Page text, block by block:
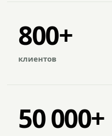
800+
клиентов
50 000+